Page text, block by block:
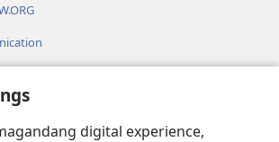
digital experience,